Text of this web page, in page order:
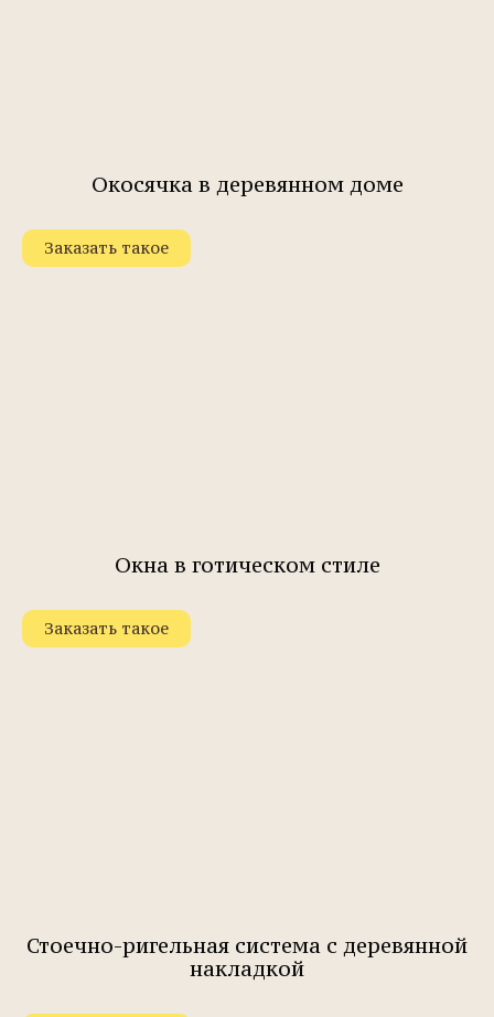
Окосячка в деревянном доме
Заказать такое
Окна в готическом стиле
Заказать такое
Стоечно-ригельная система с деревянной
накладкой